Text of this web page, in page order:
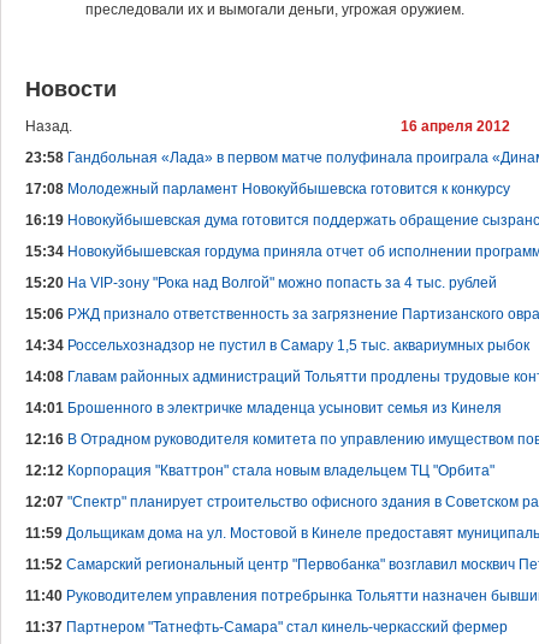
преследовали их и вымогали деньги, угрожая оружием.
Новости
Назад.
16 апреля 2012
23:58 Гандбольная «Лада» в первом матче полуфинала проиграла
17:08 Молодежный парламент Новокуйбышевска готовится к конкурсу
16:19 Новокуйбышевская дума готовится поддержать обращение
15:34 Новокуйбышевская гордума приняла отчет об исполнении
15:20 На VIP-зону "Рока над Волгой" можно попасть за 4 тыс. рублей
15:06 РЖД признало ответственность за загрязнение Партизанского
14:34 Россельхознадзор не пустил в Самару 1,5 тыс. аквариумных рыбок
14:08 Главам районных администраций Тольятти продлены трудовые
14:01 Брошенного в электричке младенца усыновит семья из Кинеля
12:16 В Отрадном руководителя комитета по управлению имуществом
12:12 Корпорация "Кваттрон" стала новым владельцем ТЦ "Орбита"
12:07 "Спектр" планирует строительство офисного здания в Советском
11:59 Дольщикам дома на ул. Мостовой в Кинеле предоставят
11:52 Самарский региональный центр "Первобанка" возглавил москвич
11:40 Руководителем управления потребрынка Тольятти назначен
11:37 Партнером "Татнефть-Самара" стал кинель-черкасский фермер